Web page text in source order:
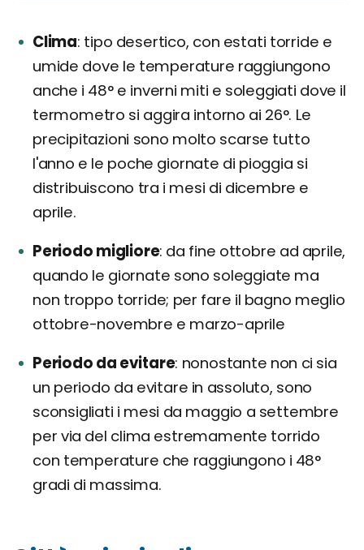
Clima tipo desertico, con estati torride e
umide dove le temperature raggiungono
anche i 48° e inverni miti e soleggiati dove il
termometro si aggira intorno ai 26°. Le
precipitazioni sono molto scarse tutto
l'anno e le poche giornate di pioggia si
distribuiscono tra i mesi di dicembre e
aprile.
Periodo migliore da fine ottobre ad aprile,
quando le giornate sono soleggiate ma
non troppo torride; per fare il bagno meglio
ottobre-novembre e marzo-aprile
Periodo da evitare nonostante non ci sia
un periodo da evitare in assoluto, sono
sconsigliati i mesi da maggio a settembre
per via del clima estremamente torrido
con temperature che raggiungono i 48°
gradi di massima.